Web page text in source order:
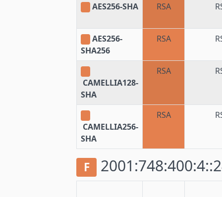
AES256-SHA RSA
AES256-
SHA256
RSA
CAMELLIA128-
SHA
RSA
CAMELLIA256-
SHA
RSA
F